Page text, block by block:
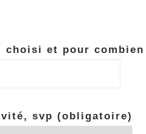
choisi et pour
svp (obligatoire)